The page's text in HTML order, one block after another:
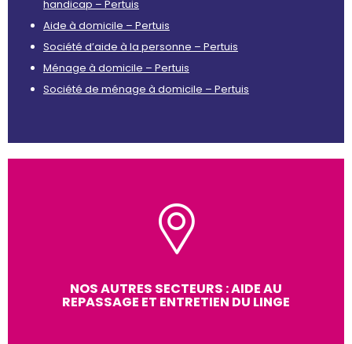
handicap – Pertuis
Aide à domicile – Pertuis
Société d’aide à la personne – Pertuis
Ménage à domicile – Pertuis
Société de ménage à domicile – Pertuis
NOS AUTRES SECTEURS : AIDE AU
REPASSAGE ET ENTRETIEN DU LINGE